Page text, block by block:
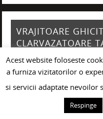
VRAJITOARE
CLARVAZATOARE
VRAJITOARE
CLARVAZATOARE
Acest website foloseste
a furniza vizitatorilor o
si servicii adaptate nevoilor
Respinge